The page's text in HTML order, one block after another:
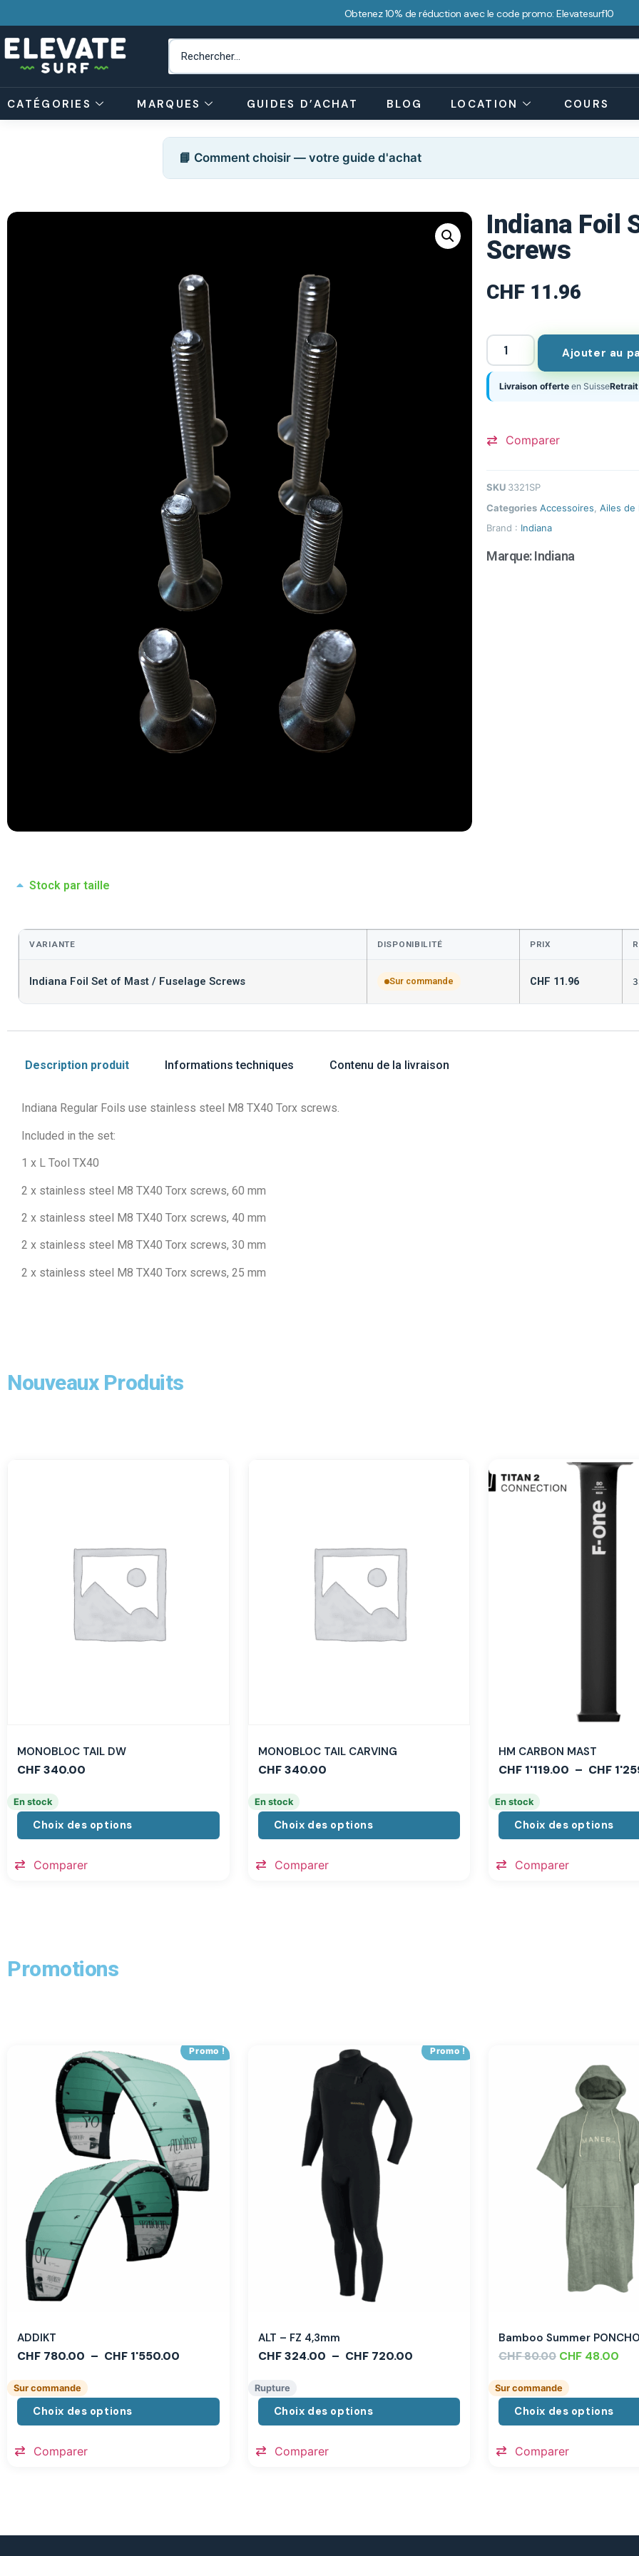
Obtenez 10% de réduction avec le code promo: Elevatesurf10
CATÉGORIES MARQUES GUIDES D’ACHAT BLOG LOCATION COURS
📘 Comment choisir — votre guide d'achat
Indiana Foil
Screws
CHF 11.96
Ajouter au
Livraison offerte en SuisseRetrait
Comparer
SKU 3321SP
Categories Accessoires, Ailes de
Brand : Indiana
Marque:Indiana
Stock par taille
VARIANTE DISPONIBILITÉ PRIX
Indiana Foil Set of Mast / Fuselage Screws Sur commande CHF 11.96
Description produit Informations techniques Contenu de la livraison
Indiana Regular Foils use stainless steel M8 TX40 Torx screws.
Included in the set:
1 x L Tool TX40
2 x stainless steel M8 TX40 Torx screws, 60 mm
2 x stainless steel M8 TX40 Torx screws, 40 mm
2 x stainless steel M8 TX40 Torx screws, 30 mm
2 x stainless steel M8 TX40 Torx screws, 25 mm
Nouveaux Produits
MONOBLOC TAIL DW
CHF340.00
En stock
Choix des options
Comparer
MONOBLOC TAIL CARVING
CHF340.00
En stock
Choix des options
Comparer
HM CARBON MAST
CHF 1'119.00 – CHF
En stock
Choix des options
Comparer
Promotions
Promo !
ADDIKT
CHF 780.00 – CHF 1'550.00
Sur commande
Choix des options
Comparer
Promo !
ALT – FZ 4,3mm
CHF324.00 – CHF720.00
Rupture
Choix des options
Comparer
Bamboo Summer PONCHO
CHF80.00 CHF 48.00
Sur commande
Choix des options
Comparer